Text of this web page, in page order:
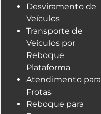
Desviramento de
Veículos
Transporte de
Veículos por
Reboque
Plataforma
Atendimento para
Frotas
Reboque para